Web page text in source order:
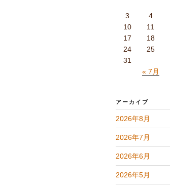
« 7月
3
4
10
11
17
18
24
25
31
アーカイブ
2026年8月
2026年7月
2026年6月
2026年5月